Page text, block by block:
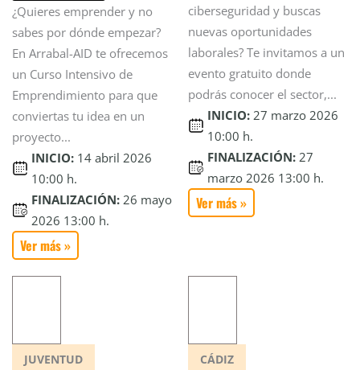
¿Quieres emprender y no
sabes por dónde empezar?
En Arrabal-AID te ofrecemos
un Curso Intensivo de
Emprendimiento para que
conviertas tu idea en un
proyecto...
INICIO: 14 abril 2026
10:00 h.
FINALIZACIÓN: 26 mayo
2026 13:00 h.
Ver más »
ciberseguridad y buscas
nuevas oportunidades
laborales? Te invitamos a un
evento gratuito donde
podrás conocer el sector,...
INICIO: 27 marzo 2026
10:00 h.
FINALIZACIÓN: 27
marzo 2026 13:00 h.
Ver más »
JUVENTUD CÁDIZ